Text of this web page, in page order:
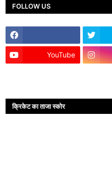
FOLLOW US
YouTube
क्रिकेट का ताजा स्कोर